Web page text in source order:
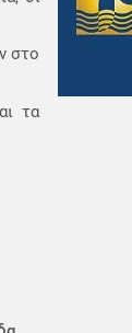
στο
τα